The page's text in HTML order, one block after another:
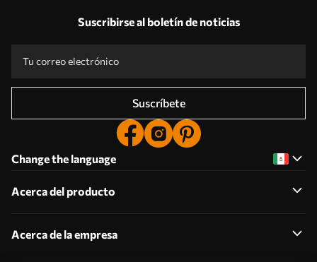
Suscribirse al boletín de noticias
Suscríbete
Change the language
Acerca del producto
Acerca de la empresa